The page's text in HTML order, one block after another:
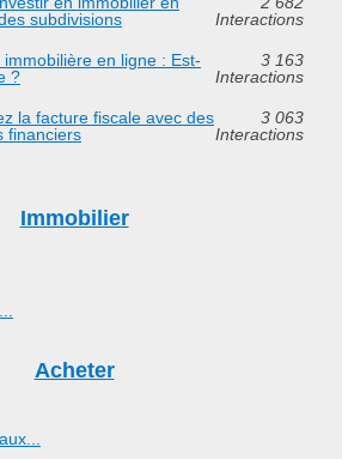
subdivisions
Interactions
immobilière en ligne : Est-
?
3 163
Interactions
la facture fiscale avec des
financiers
3 063
Interactions
Immobilier
Acheter